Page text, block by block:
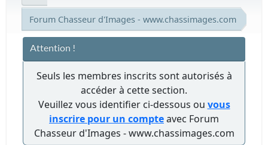
Forum Chasseur d'Images - www.chassimages.com
Attention !
Seuls les membres inscrits sont autorisés à
accéder à cette section.
Veuillez vous identifier ci-dessous ou vous
inscrire pour un compteavec Forum
Chasseur d'Images - www.chassimages.com